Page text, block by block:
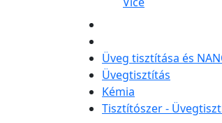
Üveg tisztítása és
Üvegtisztítás
Kémia
Tisztítószer -